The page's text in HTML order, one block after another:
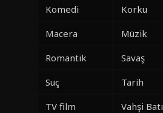
Komedi
Korku
Macera
Müzik
Romantik
Savaş
Suç
Tarih
TV film
Vahşi Batı